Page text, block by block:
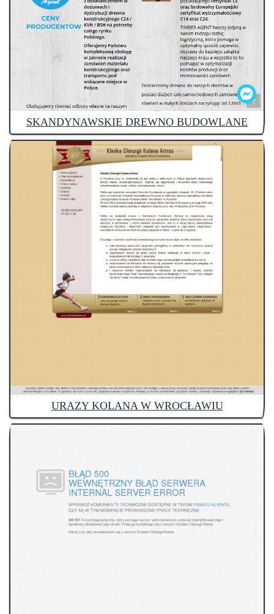
SKANDYNAWSKIE DREWNO BUDOWLANE
URAZY KOLANA W WROCŁAWIU